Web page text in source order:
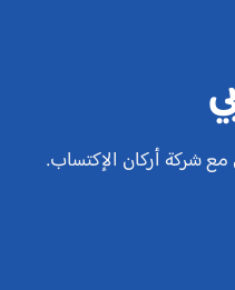
شركة أركان الإكتساب.